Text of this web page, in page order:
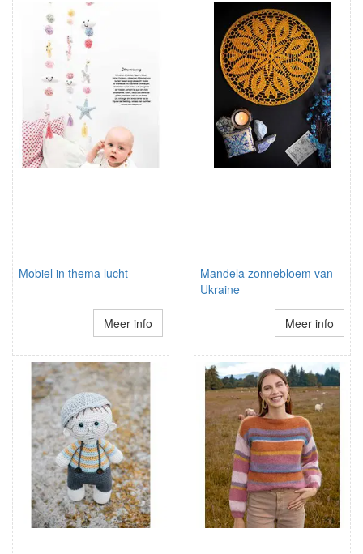
Mobiel in thema lucht
Meer info
Mandela zonnebloem van
Ukraine
Meer info